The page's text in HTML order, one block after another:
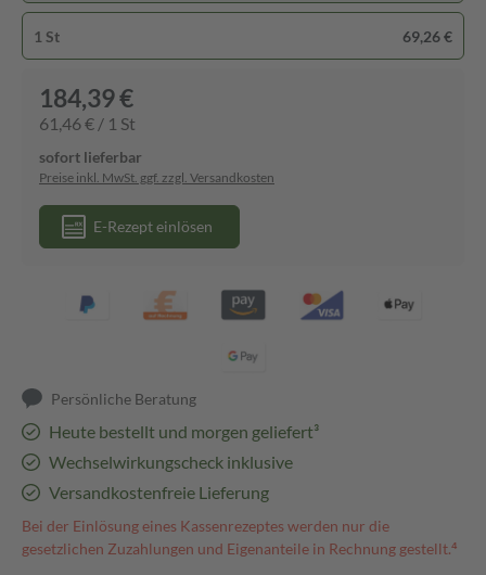
1 St 69,26 €
184,39 €
61,46 € / 1 St
sofort lieferbar
Preise inkl. MwSt. ggf. zzgl. Versandkosten
E-Rezept einlösen
Persönliche Beratung
Heute bestellt und morgen geliefert³
Wechselwirkungscheck inklusive
Versandkostenfreie Lieferung
Bei der Einlösung eines Kassenrezeptes werden nur die
gesetzlichen Zuzahlungen und Eigenanteile in Rechnung gestellt.⁴